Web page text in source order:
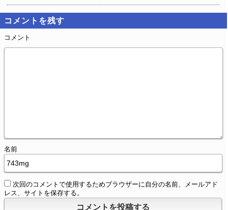
コメントを残す
コメント
名前
次回のコメントで使用するためブラウザーに自分の名前、メールアド
レス、サイトを保存する。